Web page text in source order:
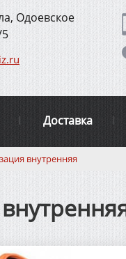
Одоевское
Доставка
внутренняя